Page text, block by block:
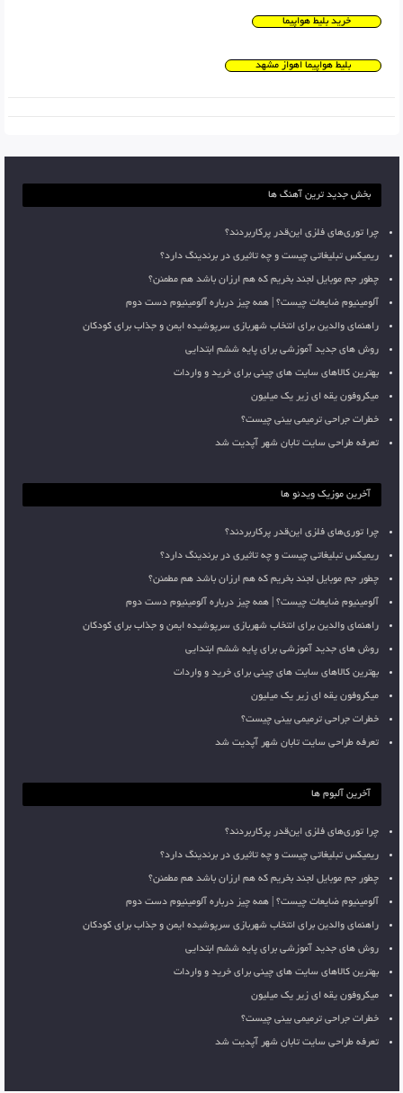
خرید بلیط هواپیما
بلیط هواپیما اهواز مشهد
بخش جدید ترین آهنگ ها
چرا توری‌های فلزی این‌قدر پرکاربردند؟
ریمیکس تبلیغاتی چیست و چه تاثیری در برندینگ دارد؟
چطور جم موبایل لجند بخریم که هم ارزان باشد هم مطمئن؟
آلومینیوم ضایعات چیست؟ | همه چیز درباره آلومینیوم دست دوم
راهنمای والدین برای انتخاب شهربازی سرپوشیده ایمن و جذاب برای کودکان
روش های جدید آموزشی برای پایه ششم ابتدایی
بهترین کالاهای سایت های چینی برای خرید و واردات
میکروفون یقه ای زیر یک میلیون
خطرات جراحی ترمیمی بینی چیست؟
تعرفه طراحی سایت تابان شهر آپدیت شد
آخرین موزیک ویدئو ها
چرا توری‌های فلزی این‌قدر پرکاربردند؟
ریمیکس تبلیغاتی چیست و چه تاثیری در برندینگ دارد؟
چطور جم موبایل لجند بخریم که هم ارزان باشد هم مطمئن؟
آلومینیوم ضایعات چیست؟ | همه چیز درباره آلومینیوم دست دوم
راهنمای والدین برای انتخاب شهربازی سرپوشیده ایمن و جذاب برای کودکان
روش های جدید آموزشی برای پایه ششم ابتدایی
بهترین کالاهای سایت های چینی برای خرید و واردات
میکروفون یقه ای زیر یک میلیون
خطرات جراحی ترمیمی بینی چیست؟
تعرفه طراحی سایت تابان شهر آپدیت شد
آخرین آلبوم ها
چرا توری‌های فلزی این‌قدر پرکاربردند؟
ریمیکس تبلیغاتی چیست و چه تاثیری در برندینگ دارد؟
چطور جم موبایل لجند بخریم که هم ارزان باشد هم مطمئن؟
آلومینیوم ضایعات چیست؟ | همه چیز درباره آلومینیوم دست دوم
راهنمای والدین برای انتخاب شهربازی سرپوشیده ایمن و جذاب برای کودکان
روش های جدید آموزشی برای پایه ششم ابتدایی
بهترین کالاهای سایت های چینی برای خرید و واردات
میکروفون یقه ای زیر یک میلیون
خطرات جراحی ترمیمی بینی چیست؟
تعرفه طراحی سایت تابان شهر آپدیت شد